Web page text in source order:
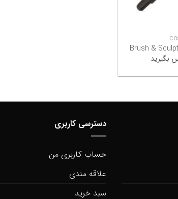
بگیرید
دسترسی کاربری
حساب کاربری من
علاقه مندی
سبد خرید